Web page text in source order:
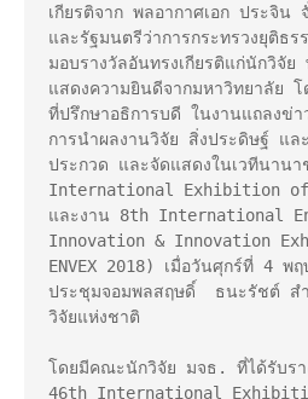
เกียรติจาก พลอากาศเอก ประจิน
และรัฐมนตรีว่าการกระทรวงยุติธ
มอบรางวัลอันทรงเกียรติแก่นักวิจั
แสดงความยินดีจากมหาวิทยาลัย
ที่ปรึกษาอธิการบดี ในงานแถลงข่า
การนำผลงานวิจัย สิ่งประดิษฐ์ แล
ประกวด และจัดแสดงในเวทีนาน
International Exhibition of
และงาน 8th International
Innovation & Innovation
ENVEX 2018) เมื่อวันศุกร์ที่ 4
ประชุมจอมพลสฤษดิ์  ธนะรัชต์ ส
วิจัยแห่งชาติ
โดยมีคณะนักวิจัย มจธ. ที่ได้รับรา
46th International